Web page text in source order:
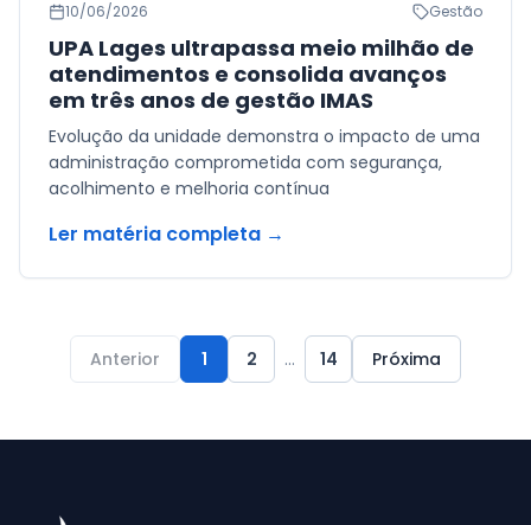
10/06/2026 Gestão
UPA Lages ultrapassa meio milhão de
atendimentos e consolida avanços
em três anos de gestão IMAS
Evolução da unidade demonstra o impacto de uma
administração comprometida com segurança,
acolhimento e melhoria contínua
Ler matéria completa →
Anterior 1 2 ... 14 Próxima